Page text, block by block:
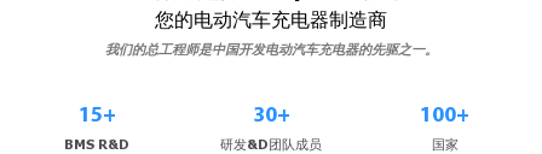
您的电动汽车充电器制造商
我们的总工程师是中国开发电动汽车充电器的先驱之一。
15+
BMS R&D
30+
研发&D团队成员
100+
国家